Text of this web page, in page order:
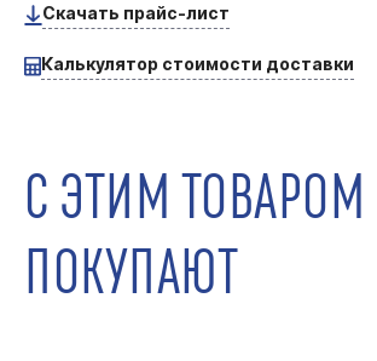
Скачать прайс-лист
Калькулятор стоимости доставки
С ЭТИМ ТОВАРОМ
ПОКУПАЮТ